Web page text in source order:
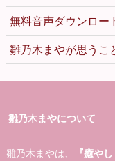
無料音声ダウンロー
雛乃木まやが思うこ
雛乃木まやについて
雛乃木まやは、
『癒や